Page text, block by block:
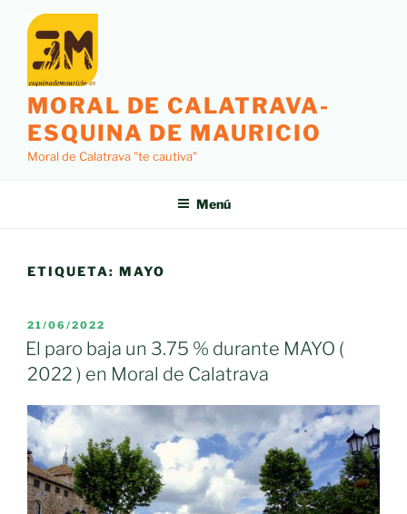
contenido
MORAL DE CALATRAVA-
ESQUINA DE MAURICIO
Moral de Calatrava "te cautiva"
Menú
ETIQUETA: MAYO
PUBLICADO
EL
21/06/2022
El paro baja un 3.75 % durante MAYO (
2022 ) en Moral de Calatrava